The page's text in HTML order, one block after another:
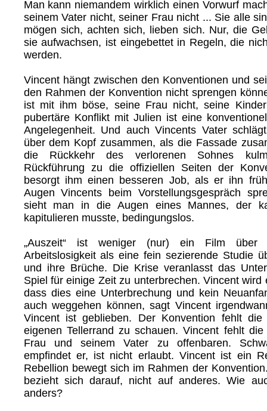
Man kann niemandem wirklich einen Vorwurf
seinem Vater nicht, seiner Frau nicht ... Sie alle
mögen sich, achten sich, lieben sich. Nur, die
sie aufwachsen, ist eingebettet in Regeln, die
werden.
Vincent hängt zwischen den Konventionen und
den Rahmen der Konvention nicht sprengen
ist mit ihm böse, seine Frau nicht, seine
pubertäre Konflikt mit Julien ist eine
Angelegenheit. Und auch Vincents Vater
über dem Kopf zusammen, als die Fassade
die Rückkehr des verlorenen Sohnes
Rückführung zu die offiziellen Seiten der
besorgt ihm einen besseren Job, als er ihn
Augen Vincents beim Vorstellungsgespräch
sieht man in die Augen eines Mannes, der
kapitulieren musste, bedingungslos.
„Auszeit“ ist weniger (nur) ein Film über
Arbeitslosigkeit als eine fein sezierende Studie
und ihre Brüche. Die Krise veranlasst das
Spiel für einige Zeit zu unterbrechen. Vincent wird
dass dies eine Unterbrechung und kein
auch weggehen können, sagt Vincent
Vincent ist geblieben. Der Konvention fehlt
eigenen Tellerrand zu schauen. Vincent fehlt
Frau und seinem Vater zu offenbaren.
empfindet er, ist nicht erlaubt. Vincent ist ein
Rebellion bewegt sich im Rahmen der
bezieht sich darauf, nicht auf anderes. Wie
anders?